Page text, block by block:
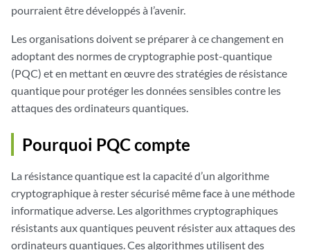
pourraient être développés à l’avenir.
Les organisations doivent se préparer à ce changement en
adoptant des normes de cryptographie post-quantique
(PQC) et en mettant en œuvre des stratégies de résistance
quantique pour protéger les données sensibles contre les
attaques des ordinateurs quantiques.
Pourquoi PQC compte
La résistance quantique est la capacité d’un algorithme
cryptographique à rester sécurisé même face à une méthode
informatique adverse. Les algorithmes cryptographiques
résistants aux quantiques peuvent résister aux attaques des
ordinateurs quantiques. Ces algorithmes utilisent des